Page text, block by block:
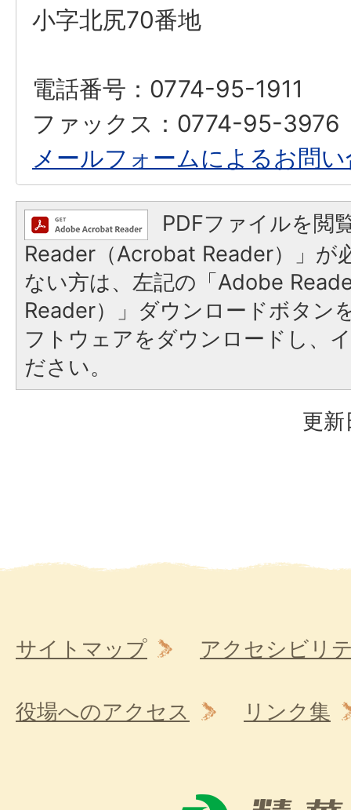
小字北尻70番地
電話番号：0774-95-1911
ファックス：0774-95-3976
メールフォームによるお問
PDFファイルを閲
Reader（Acrobat Reader）」が
ない方は、左記の「Adobe
Reader）」ダウンロードボタン
フトウェアをダウンロードし、
ださい。
更
サイトマップ アクセシビリ
役場へのアクセス リンク集